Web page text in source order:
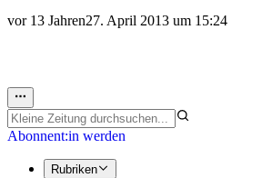
vor 13 Jahren27. April 2013 um 15:24
Abonnent:in werden
Rubriken